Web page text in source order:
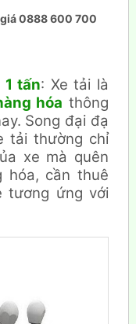
0888 600 700
tấn: Xe tải là
hóa thông
Song đại đạ
tải thường chỉ
xe mà quên
hóa, cần thuê
tương ứng với